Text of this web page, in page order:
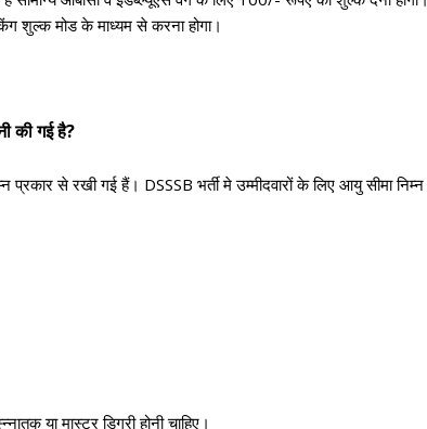
शुल्क मोड के माध्यम से करना होगा।
की गई है?
से रखी गई हैं। DSSSB भर्ती मे उम्मीदवारों के लिए आयु सीमा निम्न
या मास्टर डिग्री होनी चाहिए।